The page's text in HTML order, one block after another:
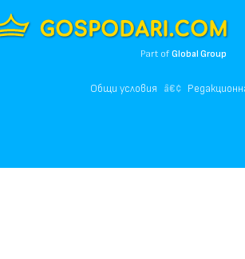
Part ofGlobal Group
Общи условия